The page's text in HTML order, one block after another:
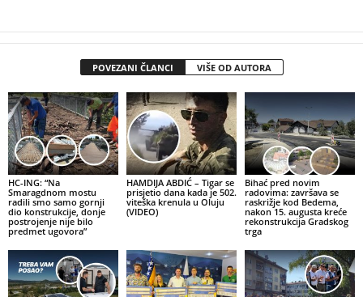
POVEZANI ČLANCI VIŠE OD AUTORA
HC-ING: “Na
Smaragdnom mostu
radili smo samo gornji
dio konstrukcije, donje
postrojenje nije bilo
predmet ugovora”
HAMDIJA ABDIĆ – Tigar se
prisjetio dana kada je 502.
viteška krenula u Oluju
(VIDEO)
Bihać pred novim
radovima: završava se
raskrižje kod Bedema,
nakon 15. augusta kreće
rekonstrukcija Gradskog
trga